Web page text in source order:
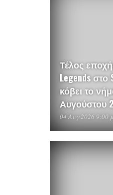
Τέλος
Legends στο
κόβει το
Αυγούστου
04 Αυγ 2026 9:00